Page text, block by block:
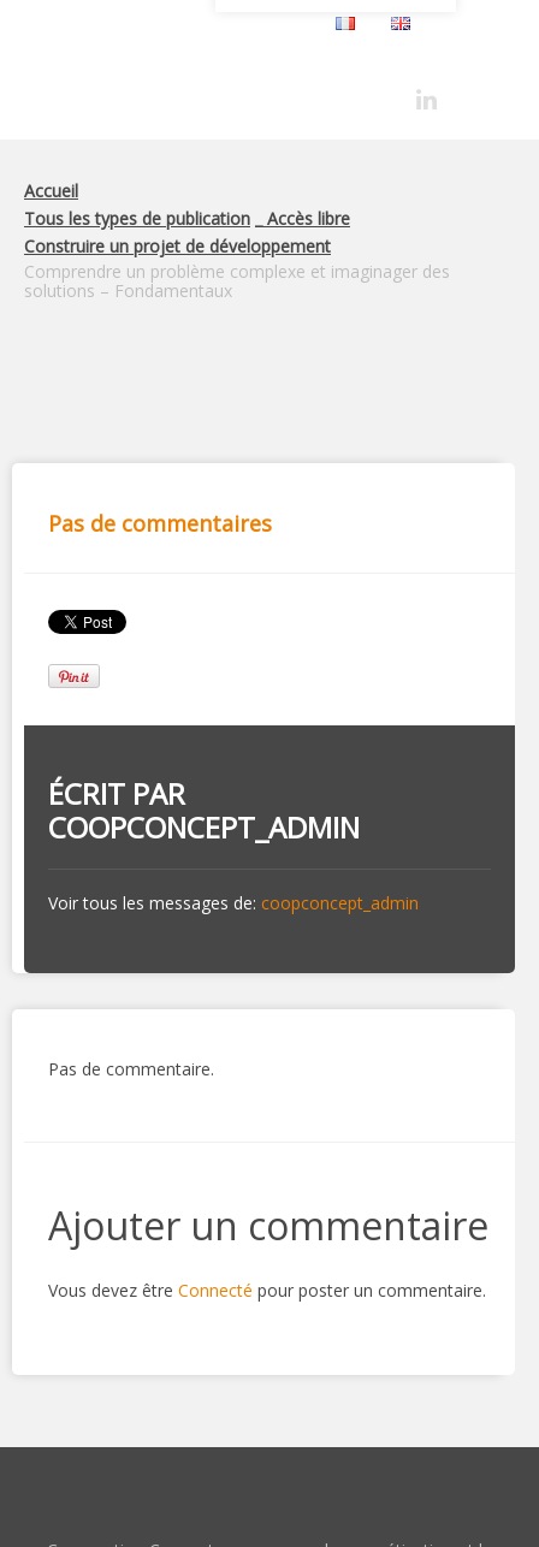
Accueil
Tous les types de publication
_ Accès libre
Construire un projet de développement
Comprendre un problème complexe et imaginager des
solutions – Fondamentaux
Pas de commentaires
ÉCRIT PAR
COOPCONCEPT_ADMIN
Voir tous les messages de: coopconcept_admin
Pas de commentaire.
Ajouter un commentaire
Vous devez être Connecté pour poster un commentaire.